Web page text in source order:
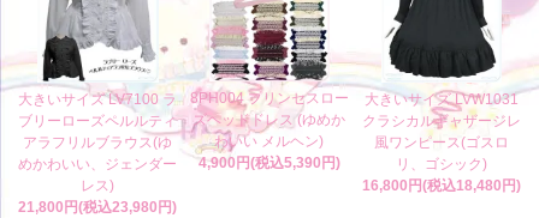
大きいサイズ LV7100 ラ
ブリーローズペルルティ
アラフリルブラウス(ゆ
めかわいい、ジェンダー
レス)
21,800円(税込23,980円)
8PH004 プリンセスロー
ズヘッドドレス (ゆめか
わいい メルヘン)
4,900円(税込5,390円)
大きいサイズ LVW1031
クラシカルギャザージレ
風ワンピース(ゴスロ
リ、ゴシック)
16,800円(税込18,480円)